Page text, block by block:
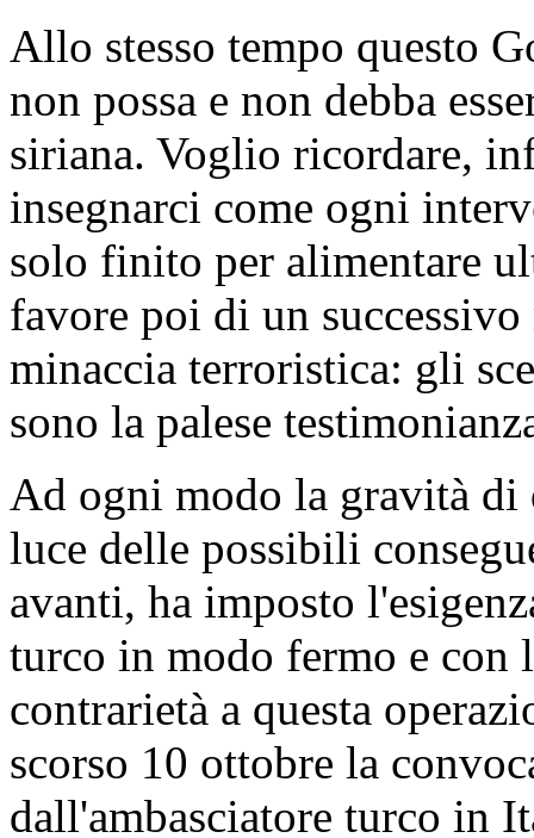
Allo stesso tempo questo
non possa e non debba
siriana. Voglio ricordare,
insegnarci come ogni
solo finito per alimentare
favore poi di un
minaccia terroristica: gli
sono la palese
Ad ogni modo la gravità di
luce delle possibili
avanti, ha imposto
turco in modo fermo e con
contrarietà a questa
scorso 10 ottobre la
dall'ambasciatore turco in